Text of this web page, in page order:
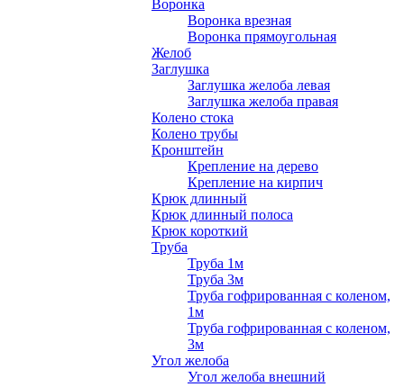
Воронка
Воронка врезная
Воронка прямоугольная
Желоб
Заглушка
Заглушка желоба левая
Заглушка желоба правая
Колено стока
Колено трубы
Кронштейн
Крепление на дерево
Крепление на кирпич
Крюк длинный
Крюк длинный полоса
Крюк короткий
Труба
Труба 1м
Труба 3м
Труба гофрированная с коленом,
1м
Труба гофрированная с коленом,
3м
Угол желоба
Угол желоба внешний